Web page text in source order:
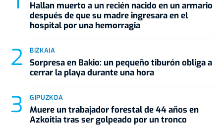
Hallan muerto a un recién nacido en un armario
después de que su madre ingresara en el
hospital por una hemorragia
BIZKAIA
Sorpresa en Bakio: un pequeño tiburón obliga a
cerrar la playa durante una hora
GIPUZKOA
Muere un trabajador forestal de 44 años en
Azkoitia tras ser golpeado por un tronco